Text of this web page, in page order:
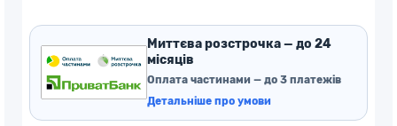
Миттєва розстрочка — до 24
місяців
Оплата частинами — до 3 платежів
Детальніше про умови